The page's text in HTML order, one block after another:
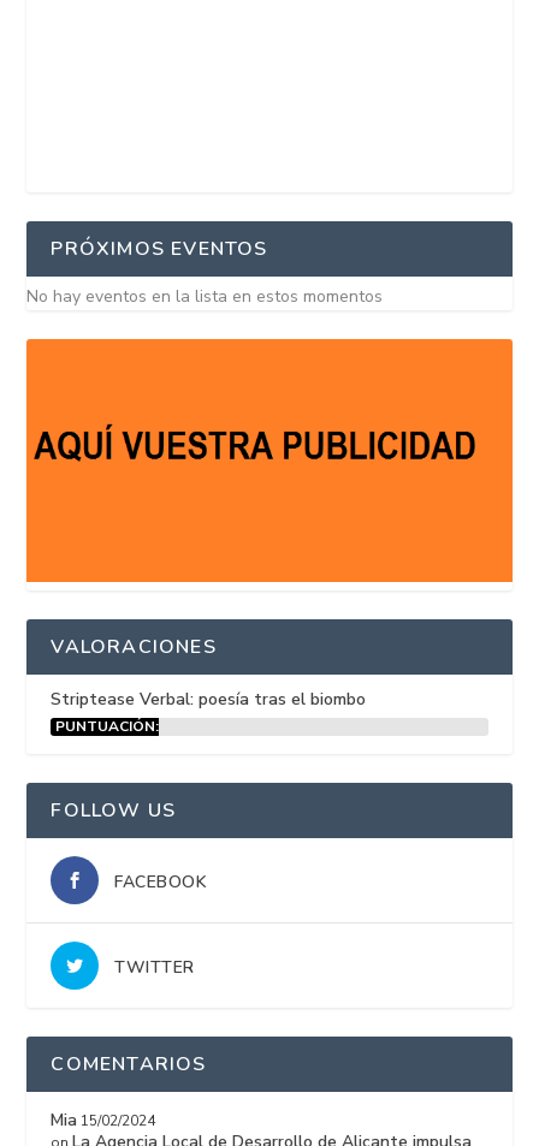
PRÓXIMOS EVENTOS
No hay eventos en la lista en estos momentos
VALORACIONES
Striptease Verbal: poesía tras el biombo
PUNTUACIÓN:
FOLLOW US
FACEBOOK
TWITTER
COMENTARIOS
Mia 15/02/2024
on